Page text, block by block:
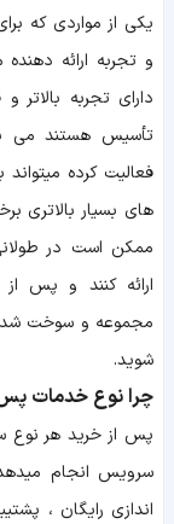
یکی از مواردی که
و تجربه ارائه
دارای تجربه بالاتر
تأسیس هستند می
فعالیت کرده
های بسیار بالاتری
ممکن است در
ارائه کنند و پس
مجموعه و سوخت
شوید.
چرا نوع خدمات
پس از خرید هر نوع
سرویس انجام